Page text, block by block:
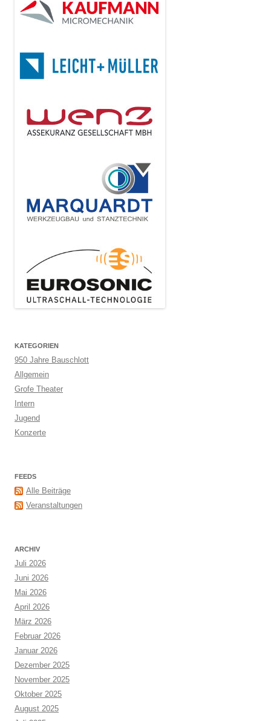
KATEGORIEN
950 Jahre Bauschlott
Allgemein
Grofe Theater
Intern
Jugend
Konzerte
FEEDS
Alle Beiträge
Veranstaltungen
ARCHIV
Juli 2026
Juni 2026
Mai 2026
April 2026
März 2026
Februar 2026
Januar 2026
Dezember 2025
November 2025
Oktober 2025
August 2025